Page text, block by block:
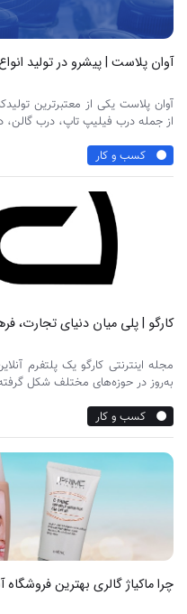
آوان پلاست | پیشرو در تولید
آوان پلاست یکی از معتبرترین
از جمله درب فیلیپ تاپ، درب
کسب و کار
کارگو | پلی میان دنیای تجارت،
مجله اینترنتی کارگو یک پلتفرم
به‌روز در حوزه‌های مختلف شکل
کسب و کار
چرا ماکیاژ گالری بهترین